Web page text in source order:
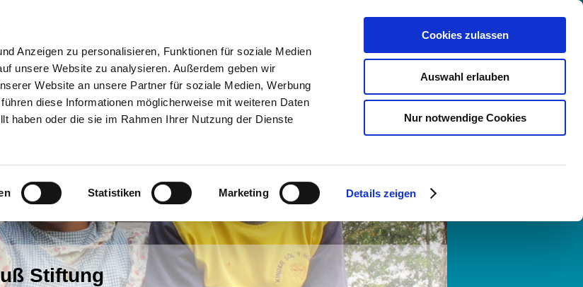
Anzeigen zu personalisieren, Funktionen für soziale Medien
unsere Website zu analysieren. Außerdem geben wir
Website an unsere Partner für soziale Medien, Werbung
diese Informationen möglicherweise mit weiteren Daten
haben oder die sie im Rahmen Ihrer Nutzung der Dienste
Statistiken Marketing Details zeigen
Cookies zulassen
Auswahl erlauben
Nur notwendige Cookies
Stiftung